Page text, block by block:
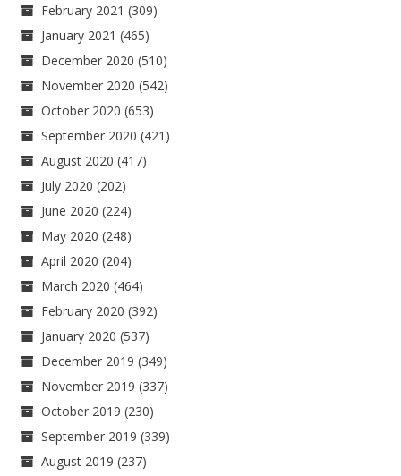
February 2021 (309)
January 2021 (465)
December 2020 (510)
November 2020 (542)
October 2020 (653)
September 2020 (421)
August 2020 (417)
July 2020 (202)
June 2020 (224)
May 2020 (248)
April 2020 (204)
March 2020 (464)
February 2020 (392)
January 2020 (537)
December 2019 (349)
November 2019 (337)
October 2019 (230)
September 2019 (339)
August 2019 (237)